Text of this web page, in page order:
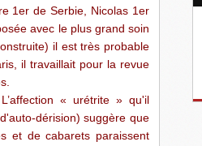
1er de Serbie, Nicolas 1er
avec le plus grand soin
il est très probable
il travaillait pour la revue
« urétrite » qu'il
dérision) suggère que
et de cabarets paraissent